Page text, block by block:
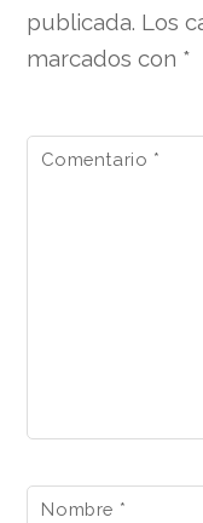
publicada. Los
marcados con *
Comentario *
Nombre *